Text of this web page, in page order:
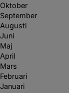
Oktober
September
Augusti
Juni
Maj
April
Mars
Februari
Januari